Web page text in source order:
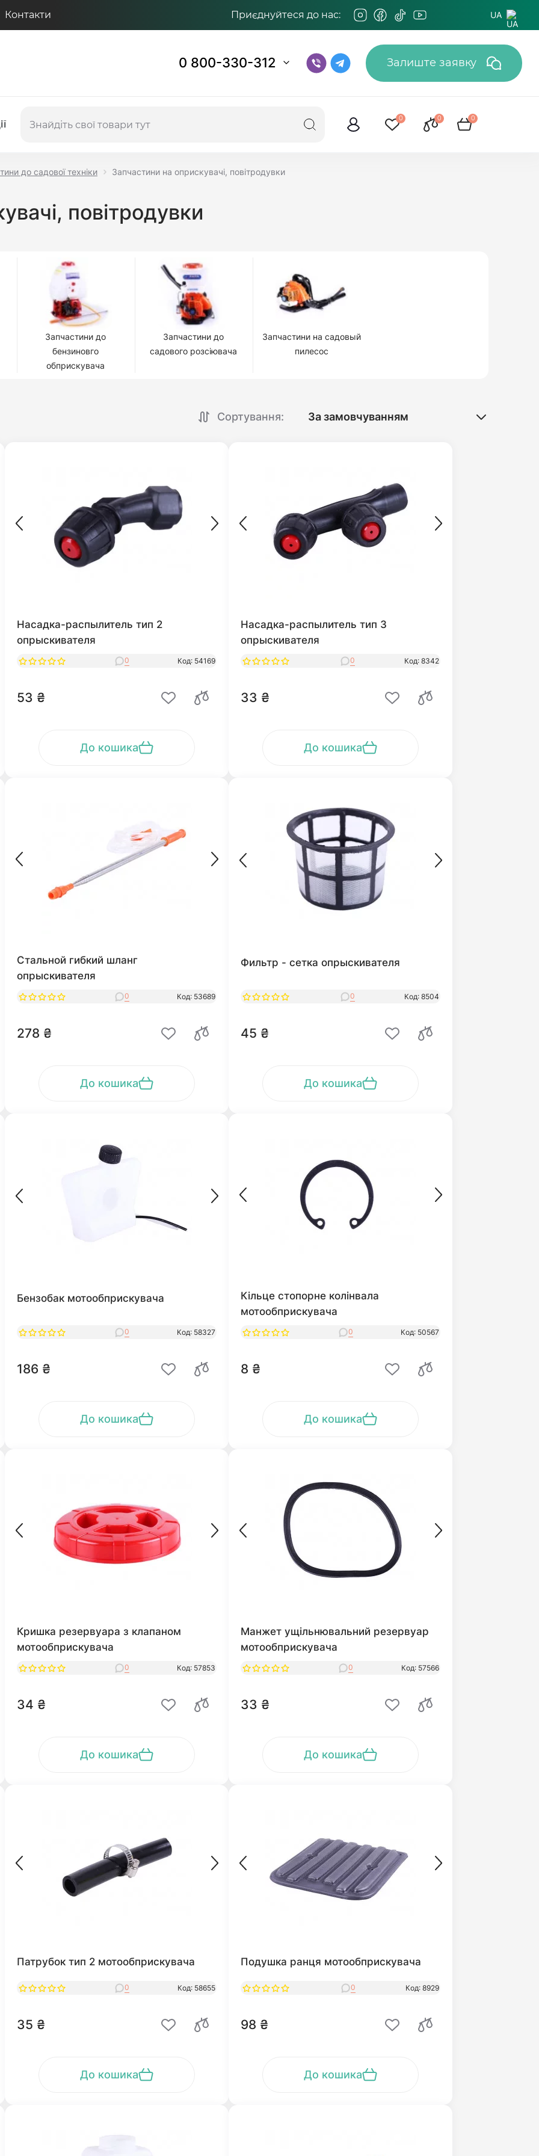
Контакти Приєднуйтеся до нас: UA
0 800-330-312 Залиште заявку
0 0 0
до садової техніки Запчастини на оприскувачі, повітродувки
повітродувки
Запчастини до
бензиновго
обприскувача
Запчастини до
садового розсіювача
Запчастини на садовый
пилесос
Сортування:
Насадка-распылитель тип 2
опрыскивателя
0 Код: 54169
53 ₴
До кошика
Насадка-распылитель тип 3
опрыскивателя
0 Код: 8342
33 ₴
До кошика
Стальной гибкий шланг
опрыскивателя
0 Код: 53689
278 ₴
До кошика
Фильтр - сетка опрыскивателя
0 Код: 8504
45 ₴
До кошика
Бензобак мотообприскувача
0 Код: 58327
186 ₴
До кошика
Кільце стопорне колінвала
мотообприскувача
0 Код: 50567
8 ₴
До кошика
Кришка резервуара з клапаном
мотообприскувача
0 Код: 57853
34 ₴
До кошика
Манжет ущільнювальний резервуар
мотообприскувача
0 Код: 57566
33 ₴
До кошика
Патрубок тип 2 мотообприскувача
0 Код: 58655
35 ₴
До кошика
Подушка ранця мотообприскувача
0 Код: 8929
98 ₴
До кошика